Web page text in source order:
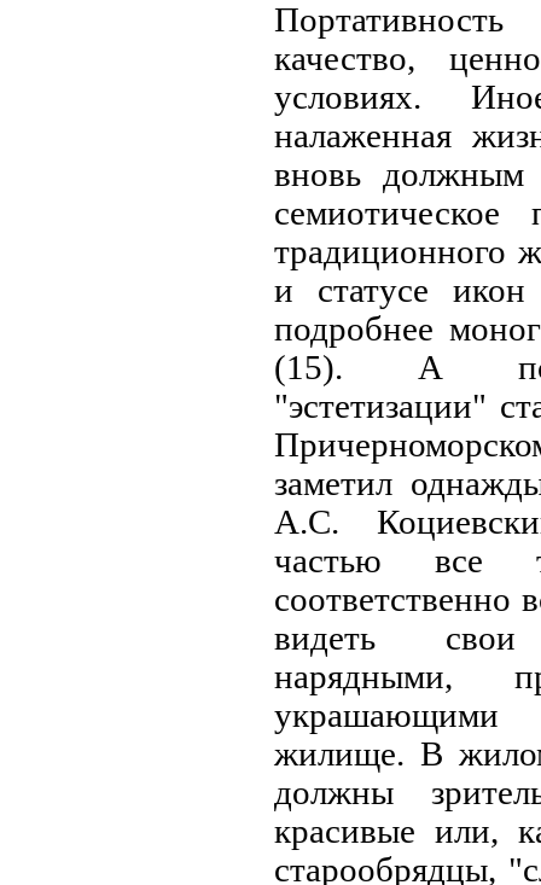
качество,
условиях.
налаженная
вновь должным
семиотическое
традиционного
и статусе
подробнее
(15). А
"эстетизации"
заметил
А.С.
частью
соответственно
видеть
нарядными,
украшающими
жилище. В
должны
красивые или,
старообрядцы,